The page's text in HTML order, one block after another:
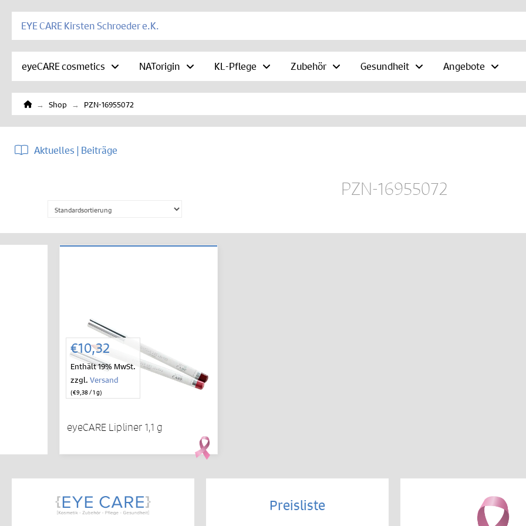
EYE CARE Kirsten Schroeder e.K.
eyeCARE cosmetics NATorigin KL-Pflege Zubehör Gesundheit Angebote
Home
→ Shop → PZN-16955072
Aktuelles | Beiträge
PZN-16955072
€10,32
Enthält 19% MwSt.
zzgl. Versand
(€9,38/ 1 g)
eyeCARE Lipliner 1,1 g
Preisliste